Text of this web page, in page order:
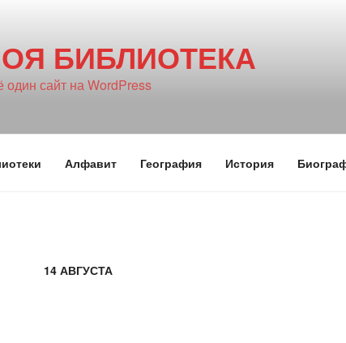
БИБЛИОТЕКА
сайт на WordPress
Алфавит География История
14 АВГУСТА